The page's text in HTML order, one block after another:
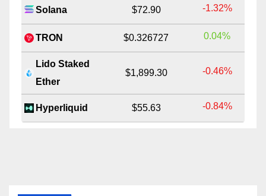
Solana $72.90 -1.32%
TRON $0.326727 0.04%
Lido Staked
Ether
$1,899.30 -0.46%
Hyperliquid $55.63 -0.84%